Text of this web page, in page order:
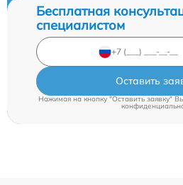
Бесплатная
специалистом
Оставить
Нажимая на кнопку "Оставить заявку"